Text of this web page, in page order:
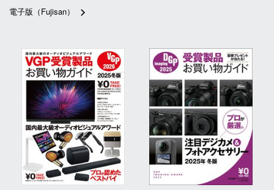
電子版（Fujisan）